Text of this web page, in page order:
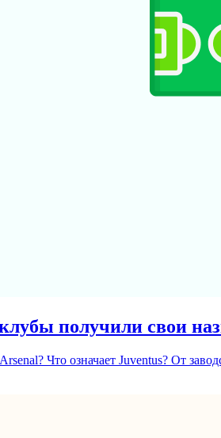
получили свои
Что означает Juventus? От